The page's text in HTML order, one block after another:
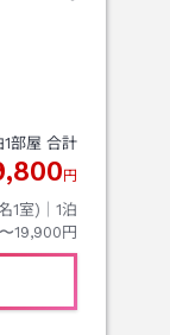
1部屋 合計
円
1室)｜ 1泊
19,900円